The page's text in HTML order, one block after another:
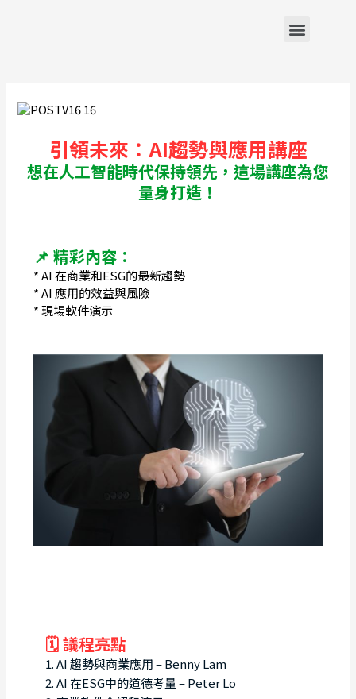
引領未來：AI趨勢與應用講座
想在人工智能時代保持領先，這場講座為您
量身打造！
📌 精彩內容：
* AI 在商業和ESG的最新趨勢
* AI 應用的效益與風險
* 現場軟件演示
🗓 議程亮點
1. AI 趨勢與商業應用 – Benny Lam
2. AI 在ESG中的道德考量 – Peter Lo